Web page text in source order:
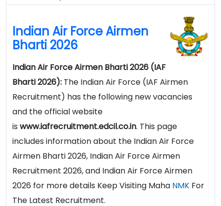
Indian Air Force Airmen
Bharti 2026
Indian Air Force Airmen Bharti 2026 (IAF
Bharti 2026): The Indian Air Force (IAF Airmen
Recruitment) has the following new vacancies
and the official website
is www.iafrecruitment.edcil.co.in. This page
includes information about the Indian Air Force
Airmen Bharti 2026, Indian Air Force Airmen
Recruitment 2026, and Indian Air Force Airmen
2026 for more details Keep Visiting Maha NMK For
The Latest Recruitment.